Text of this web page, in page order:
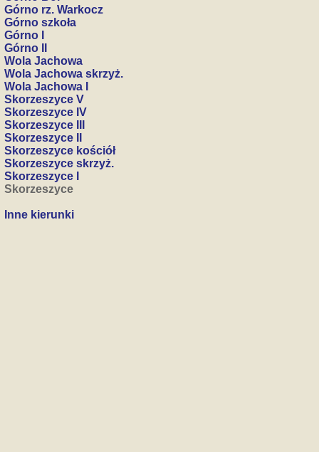
Górno rz. Warkocz
Górno szkoła
Górno I
Górno II
Wola Jachowa
Wola Jachowa skrzyż.
Wola Jachowa I
Skorzeszyce V
Skorzeszyce IV
Skorzeszyce III
Skorzeszyce II
Skorzeszyce kościół
Skorzeszyce skrzyż.
Skorzeszyce I
Skorzeszyce
Inne kierunki